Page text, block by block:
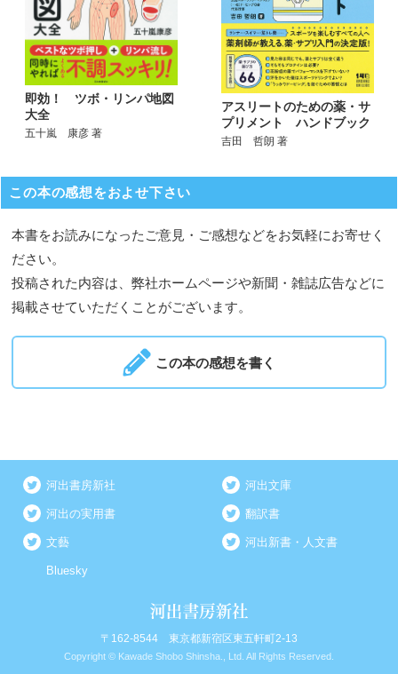
即効！ ツボ・リンパ地図
大全
五十嵐 康彦 著
アスリートのための薬・サ
プリメント ハンドブック
吉田 哲朗 著
この本の感想をおよせ下さい
本書をお読みになったご意見・ご感想などをお気軽にお寄せく
ださい。
投稿された内容は、弊社ホームページや新聞・雑誌広告などに
掲載させていただくことがございます。
この本の感想を書く
河出書房新社 河出文庫
河出の実用書 翻訳書
文藝 河出新書・人文書
Bluesky
〒162-8544 東京都新宿区東五軒町2-13
Copyright © Kawade Shobo Shinsha., Ltd. All Rights Reserved.